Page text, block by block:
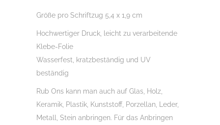
Größe pro Schriftzug 5,4 x 1,9 cm
Hochwertiger Druck, leicht zu verarbeitende
Klebe-Folie
Wasserfest, kratzbeständig und UV
beständig
Rub Ons kann man auch auf Glas, Holz,
Keramik, Plastik, Kunststoff, Porzellan, Leder,
Metall, Stein anbringen. Für das Anbringen